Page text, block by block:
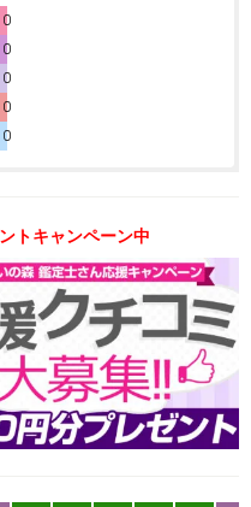
0
0
0
0
0
トキャンペーン中